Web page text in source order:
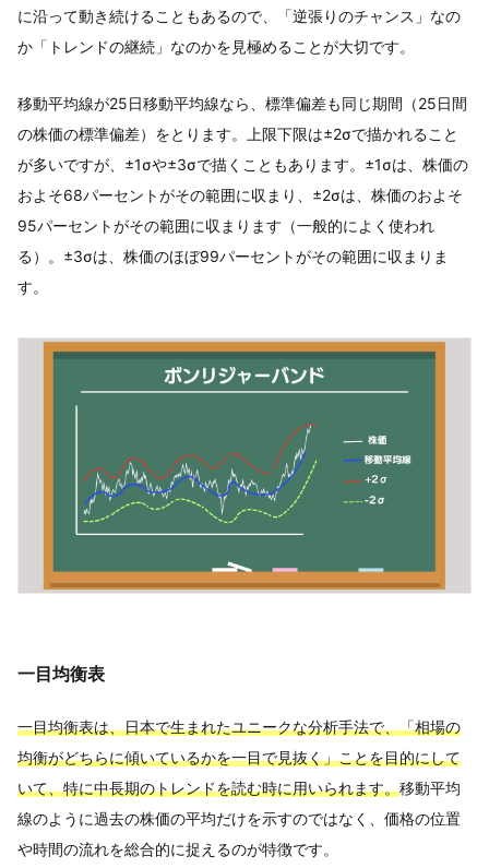
に沿って動き続けることもあるので、「逆張りのチャンス」なの
か「トレンドの継続」なのかを見極めることが大切です。
移動平均線が25日移動平均線なら、標準偏差も同じ期間（25日間
の株価の標準偏差）をとります。上限下限は±2σで描かれること
が多いですが、±1σや±3σで描くこともあります。±1σは、株価の
およそ68パーセントがその範囲に収まり、±2σは、株価のおよそ
95パーセントがその範囲に収まります（一般的によく使われ
る）。±3σは、株価のほぼ99パーセントがその範囲に収まりま
す。
一目均衡表
一目均衡表は、日本で生まれたユニークな分析手法で、「相場の
均衡がどちらに傾いているかを一目で見抜く」ことを目的にして
いて、特に中長期のトレンドを読む時に用いられます。移動平均
線のように過去の株価の平均だけを示すのではなく、価格の位置
や時間の流れを総合的に捉えるのが特徴です。